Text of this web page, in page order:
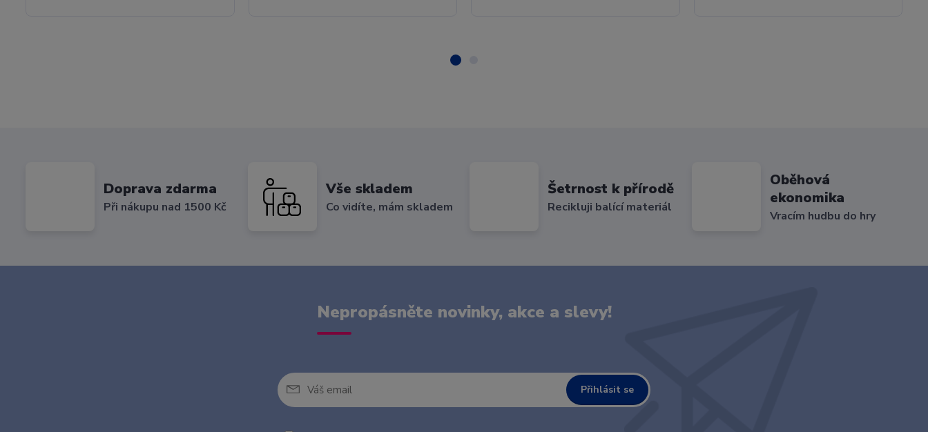
Doprava zdarma
Při nákupu nad 1500 Kč
Vše skladem
Co vidíte, mám skladem
Šetrnost k přírodě
Recikluji balící materiál
Oběhová
ekonomika
Vracím hudbu do hry
Nepropásněte novinky, akce a slevy!
Přihlásit se